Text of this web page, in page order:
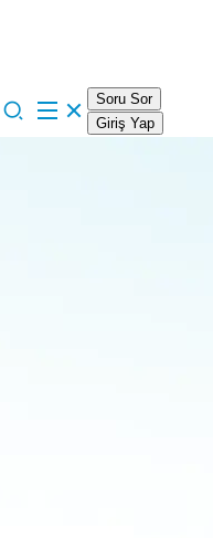
Soru Sor
Giriş Yap